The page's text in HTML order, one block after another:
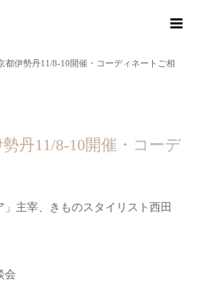
都伊勢丹11/8-10開催・コーディネートご相
丹11/8-10開催・コーデ
主宰、きものスタイリスト西田
会